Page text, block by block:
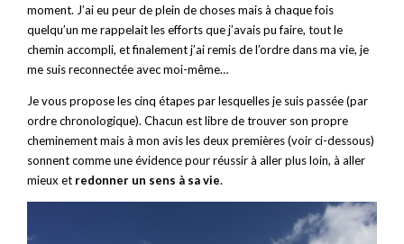
moment. J’ai eu peur de plein de choses mais à chaque fois
quelqu’un me rappelait les efforts que j’avais pu faire, tout le
chemin accompli, et finalement j’ai remis de l’ordre dans ma vie, je
me suis reconnectée avec moi-même…
Je vous propose les cinq étapes par lesquelles je suis passée (par
ordre chronologique). Chacun est libre de trouver son propre
cheminement mais à mon avis les deux premières (voir ci-dessous)
sonnent comme une évidence pour réussir à aller plus loin, à aller
mieux et redonner un sens à sa vie.